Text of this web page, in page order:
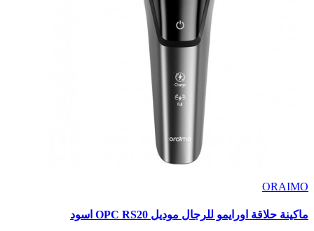
ORAIMO
ماكينة حلاقة اورايمو للرجال موديل OPC RS20 اسود